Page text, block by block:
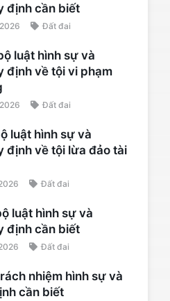
định cần biết
Đất đai
luật hình sự và
định về tội vi phạm
Đất đai
luật hình sự và
định về tội lừa đảo tài
Đất đai
luật hình sự và
định cần biết
Đất đai
nhiệm hình sự và
cần biết